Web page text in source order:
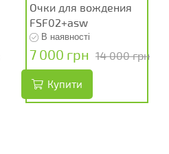
Очки для вождения
FSF02+asw
В наявності
7 000 грн 14 000 грн
Купити